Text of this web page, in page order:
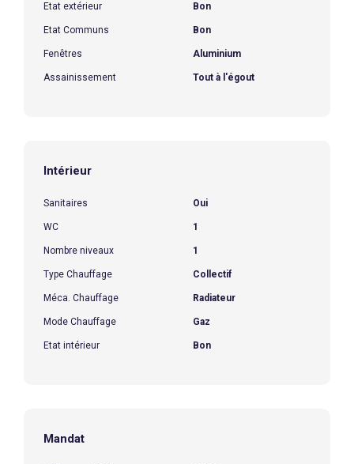
Etat extérieur Bon
Etat Communs Bon
Fenêtres Aluminium
Assainissement Tout à l'égout
Intérieur
Sanitaires Oui
WC 1
Nombre niveaux 1
Type Chauffage Collectif
Méca. Chauffage Radiateur
Mode Chauffage Gaz
Etat intérieur Bon
Mandat